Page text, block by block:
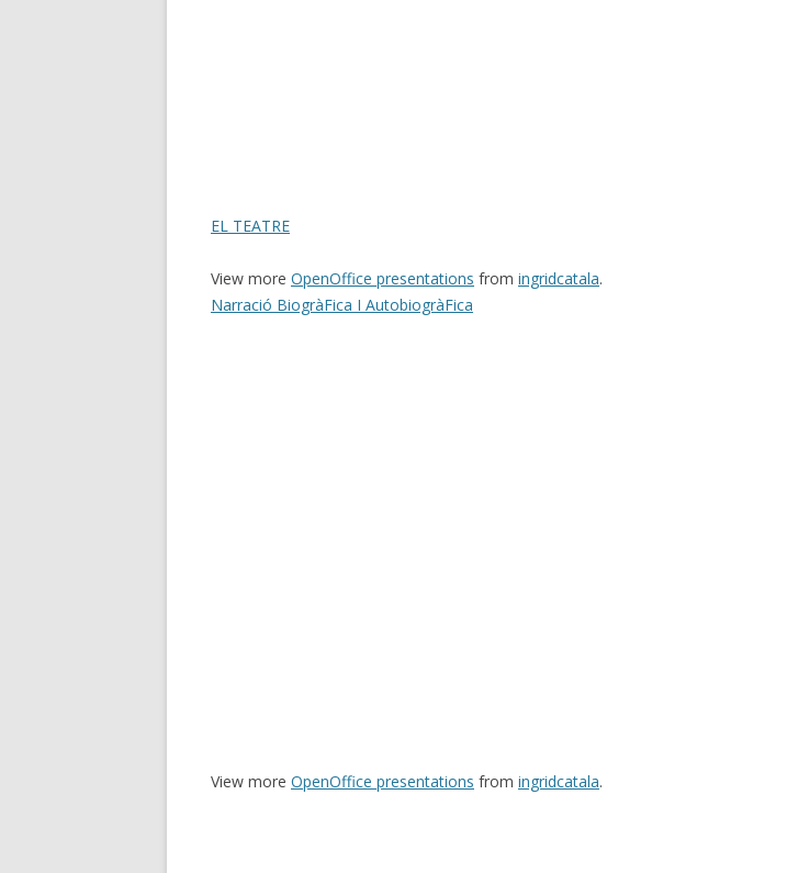
EL TEATRE
View more OpenOffice presentations from ingridcatala.
Narració BiogràFica I AutobiogràFica
View more OpenOffice presentations from ingridcatala.